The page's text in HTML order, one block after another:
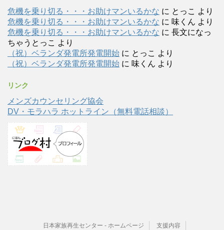
危機を乗り切る・・・お助けマンいるかな に とっこ より
危機を乗り切る・・・お助けマンいるかな に 味くん より
危機を乗り切る・・・お助けマンいるかな に 長文になっ
ちゃうとっこ より
（祝）ベランダ発電所発電開始 に とっこ より
（祝）ベランダ発電所発電開始 に 味くん より
リンク
メンズカウンセリング協会
DV・モラハラ ホットライン（無料電話相談）
日本家族再生センター - ホームページ 支援内容